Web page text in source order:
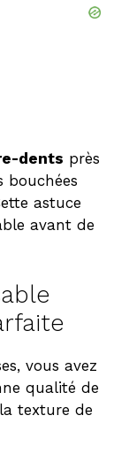
dents près
bouchées
astuce
avant de
vous avez
qualité de
texture de